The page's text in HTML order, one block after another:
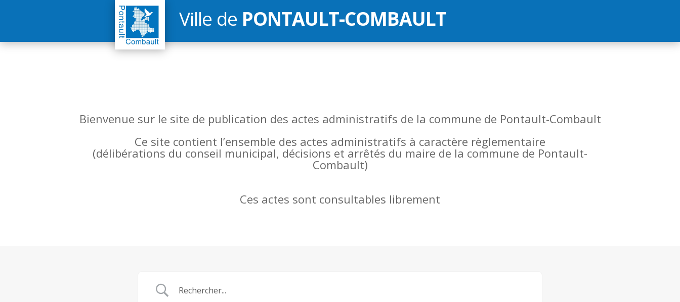
Ville de PONTAULT-COMBAULT
Bienvenue sur le site de publication des actes administratifs de la commune de Pontault-Combault
Ce site contient l’ensemble des actes administratifs à caractère règlementaire
(délibérations du conseil municipal, décisions et arrêtés du maire de la commune de Pontault-
Combault)
Ces actes sont consultables librement